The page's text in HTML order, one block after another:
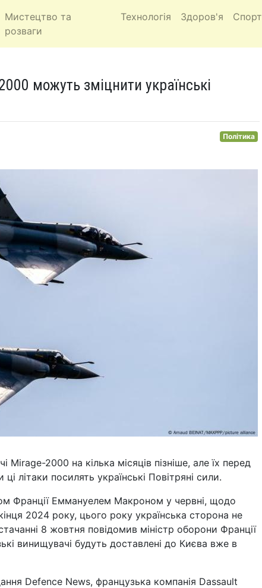
Мистецтво та
розваги
Технологія Здоров'я Спорт
можуть зміцнити українські
Політика
2000 на кілька місяців пізніше, але їх перед
літаки посилять українські Повітряні сили.
Франції Еммануелем Макроном у червні, щодо
2024 року, цього року українська сторона не
8 жовтня повідомив міністр оборони Франції
винищувачі будуть доставлені до Києва вже в
Defence News, французька компанія Dassault